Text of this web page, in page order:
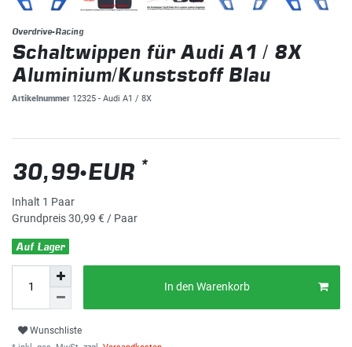
Overdrive-Racing
Schaltwippen für Audi A1 / 8X
Aluminium/Kunststoff Blau
Artikelnummer 12325 - Audi A1 / 8X
30,99 EUR *
Inhalt 1 Paar
Grundpreis30,99 € / Paar
Auf Lager
In den Warenkorb
Wunschliste